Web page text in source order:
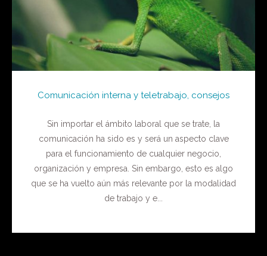
Comunicación interna y teletrabajo, consejos
Sin importar el ámbito laboral que se trate, la
comunicación ha sido es y será un aspecto clave
para el funcionamiento de cualquier negocio,
organización y empresa. Sin embargo, esto es algo
que se ha vuelto aún más relevante por la modalidad
de trabajo y e...